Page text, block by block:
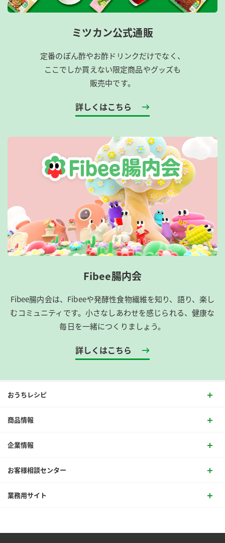
ミツカン公式通販
定番のぽん酢やお酢ドリンクだけでなく、
ここでしか買えない限定商品やグッズも
販売中です。
詳しくはこちら
Fibee腸内会
Fibee腸内会は、​Fibeeや発酵性食物繊維を知り、語り、楽し
むコミュニティです。​小さなしあわせを感じられる、健康な
毎日を一緒につくりましょう。
詳しくはこちら
おうちレシピ
商品情報
企業情報
お客様相談センター
業務用サイト